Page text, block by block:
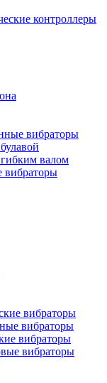
контроллеры
вибраторы
валом
вибраторы
вибраторы
вибраторы
вибраторы
вибраторы